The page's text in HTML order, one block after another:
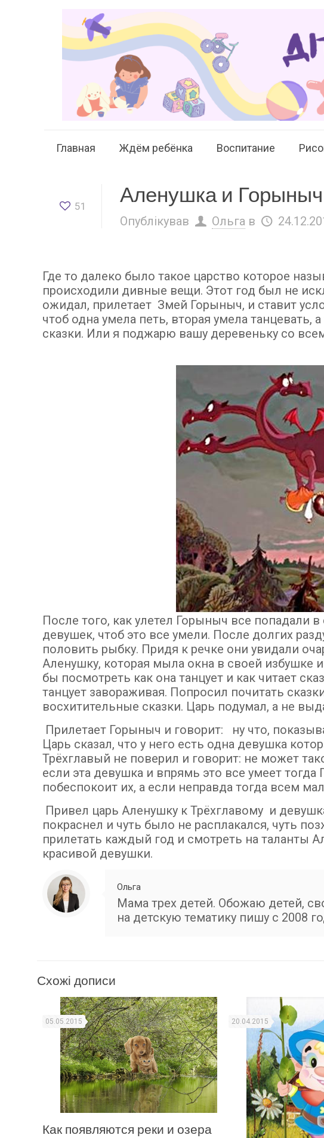
Главная Ждём ребёнка Воспитание
51 Аленушка и Горыныч
Опублікував Ольга в
Где то далеко было такое царство которое
происходили дивные вещи. Этот год был не
ожидал, прилетает Змей Горыныч, и ставит
чтоб одна умела петь, вторая умела танцевать,
сказки. Или я поджарю вашу деревеньку со
После того, как улетел Горыныч все попадали
девушек, чтоб это все умели. После долгих
половить рыбку. Придя к речке они увидали
Аленушку, которая мыла окна в своей избушке
бы посмотреть как она танцует и как читает
танцует завораживая. Попросил почитать
восхитительные сказки. Царь подумал, а не
Прилетает Горыныч и говорит: ну что,
Царь сказал, что у него есть одна девушка
Трёхглавый не поверил и говорит: не может
если эта девушка и впрямь это все умеет
побеспокоит их, а если неправда тогда всем
Привел царь Аленушку к Трёхглавому и
покраснел и чуть было не расплакался, чуть
прилетать каждый год и смотреть на таланты
красивой девушки.
Ольга
Мама трех детей. Обожаю детей,
на детскую тематику пишу с 2008
Схожі дописи
05.05.2015
Как появляются реки и озера
20.04.2015